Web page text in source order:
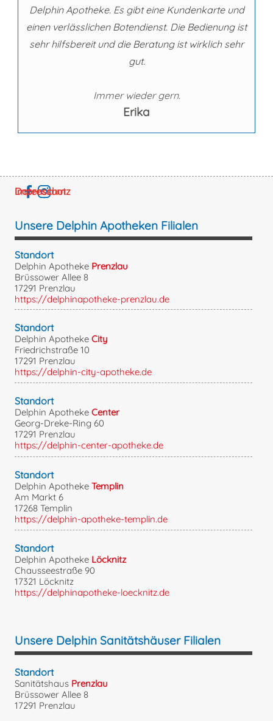
Delphin Apotheke. Es gibt eine Kundenkarte und
einen verlässlichen Botendienst. Die Bedienung ist
sehr hilfsbereit und die Beratung ist wirklich sehr
gut.
Immer wieder gern.
Erika
Impressum
Datenschutz
Unsere Delphin Apotheken Filialen
Standort
Delphin Apotheke Prenzlau
Brüssower Allee 8
17291 Prenzlau
https://delphinapotheke-prenzlau.de
Standort
Delphin Apotheke City
Friedrichstraße 10
17291 Prenzlau
https://delphin-city-apotheke.de
Standort
Delphin Apotheke Center
Georg-Dreke-Ring 60
17291 Prenzlau
https://delphin-center-apotheke.de
Standort
Delphin Apotheke Löcknitz
Chausseestraße 90
17321 Löcknitz
https://delphinapotheke-loecknitz.de
Standort
Delphin Apotheke Templin
Am Markt 6
17268 Templin
https://delphin-apotheke-templin.de
Unsere Delphin Sanitätshäuser Filialen
Standort
Sanitätshaus Prenzlau
Brüssower Allee 8
17291 Prenzlau